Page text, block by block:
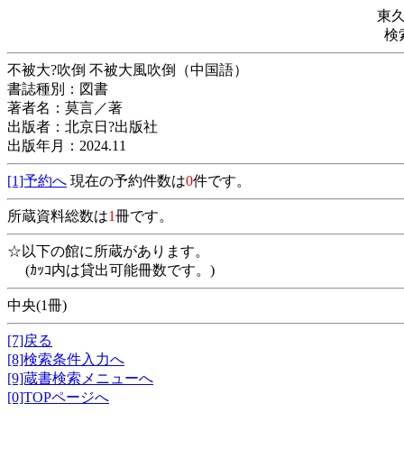
東
検
不被大?吹倒 不被大風吹倒（中国語）
書誌種別：図書
著者名：莫言／著
出版者：北京日?出版社
出版年月：2024.11
[1]予約へ 現在の予約件数は0件です。
所蔵資料総数は1冊です。
☆以下の館に所蔵があります。
(ｶｯｺ内は貸出可能冊数です。)
中央(1冊)
[7]戻る
[8]検索条件入力へ
[9]蔵書検索メニューへ
[0]TOPページへ